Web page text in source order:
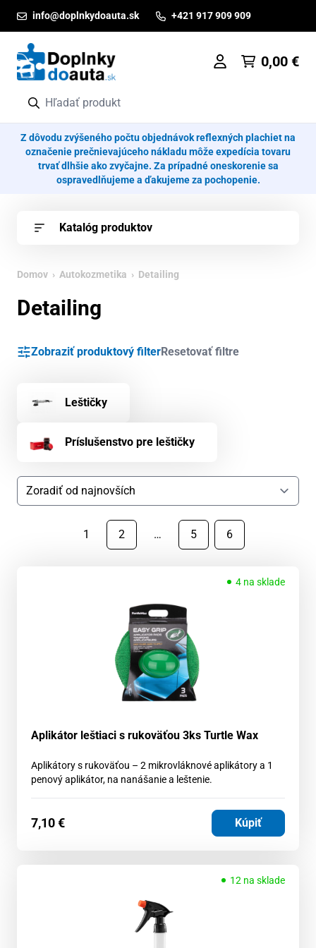
info@doplnkydoauta.sk +421 917 909 909
0,00 €
Z dôvodu zvýšeného počtu objednávok reflexných plachiet na
označenie prečnievajúceho nákladu môže expedícia tovaru
trvať dlhšie ako zvyčajne. Za prípadné oneskorenie sa
ospravedlňujeme a ďakujeme za pochopenie.
Katalóg produktov
Domov › Autokozmetika › Detailing
Detailing
Zobraziť produktový filterResetovať filtre
Leštičky
Príslušenstvo pre leštičky
1 2 … 5 6
4 na sklade
Aplikátor leštiaci s rukoväťou 3ks Turtle Wax
Aplikátory s rukoväťou – 2 mikrovláknové aplikátory a 1
penový aplikátor, na nanášanie a leštenie.
7,10€ Kúpiť
12 na sklade